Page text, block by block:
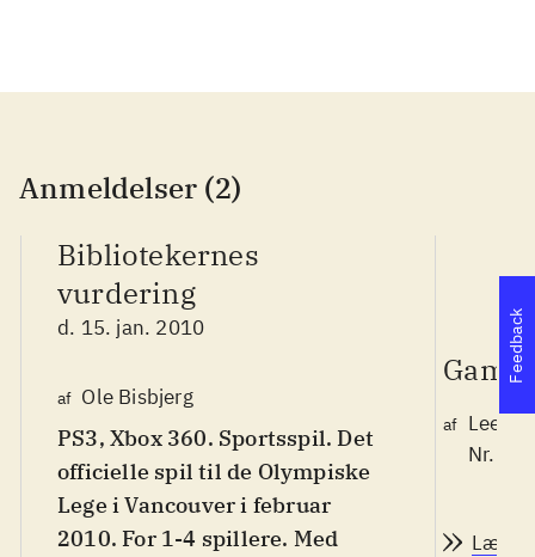
Anmeldelser (2)
Bibliotekernes
vurdering
d. 15. jan. 2010
af Ole Bisbjerg
PS3, Xbox 360. Sportsspil. Det
officielle spil til de Olympiske
Lege i Vancouver i februar
2010. For 1-4 spillere. Med
af Lee
Nr.
Læs
Feedback